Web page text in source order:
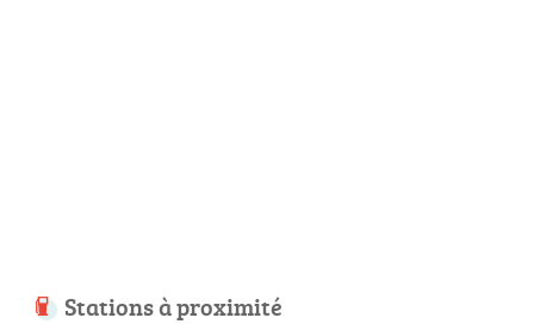
Stations à proximité